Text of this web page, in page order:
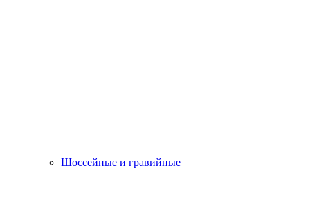
Шоссейные и гравийные